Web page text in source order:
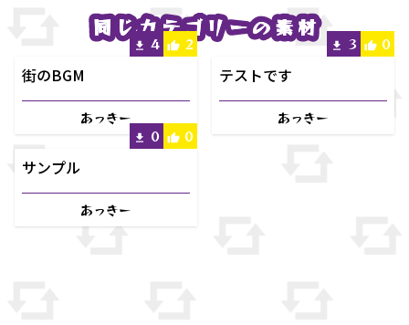
同じカテゴリーの素材
同じカテゴリーの素材
4 2
街のBGM
あっきー
3 0
テストです
あっきー
0
0
サンプル
あっきー